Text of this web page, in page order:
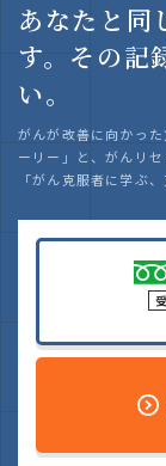
あなたと同
す。 その記
い。
がんが改善に向かっ
ーリー」と、がんリ
「がん克服者に学ぶ